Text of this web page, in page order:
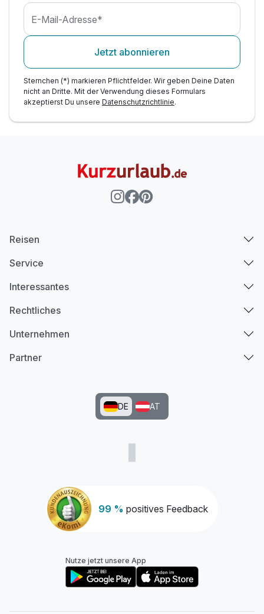
E-Mail-Adresse*
Jetzt abonnieren
Sternchen (*) markieren Pflichtfelder. Wir geben Deine Daten
nicht an Dritte. Mit der Verwendung dieses Formulars
akzeptierst Du unsere Datenschutzrichtlinie.
99 % positives Feedback
Reisen
Service
Interessantes
Rechtliches
Unternehmen
Partner
DE AT
Nutze jetzt unsere App